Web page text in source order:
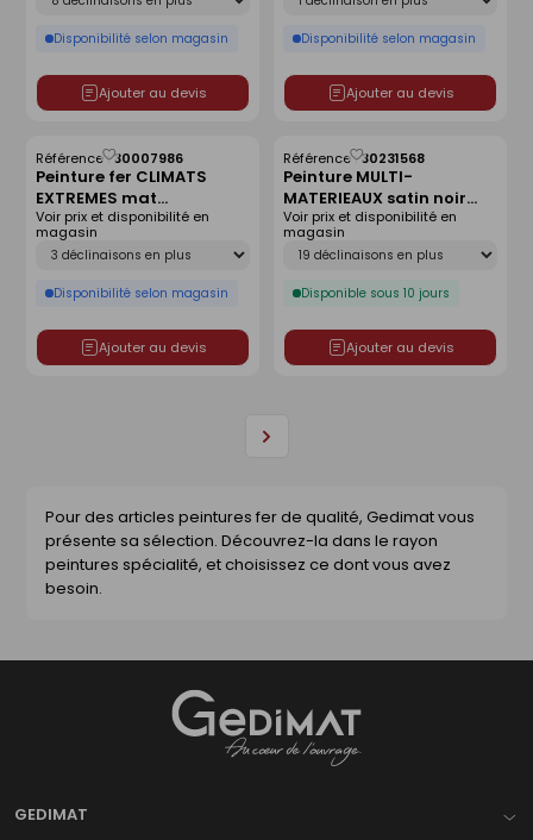
Disponibilité selon magasin
Ajouter au devis
Disponibilité selon magasin
Ajouter au devis
Peinture fer CLIMATS
EXTREMES mat
anthracite - pot 0,5l
Référence :30007986
Déclinaison
Disponibilité selon magasin
Voir prix et disponibilité en
magasin
Ajouter au devis
Enregistrer
comme
liste
Peinture MULTI-
MATERIEAUX satin noir
RAL 9005 - pot de 0,5l
Référence :30231568
Déclinaison
Disponible sous 10 jours
Voir prix et disponibilité en
magasin
Ajouter au devis
Enregistrer
comme
liste
Page
Pour des articles peintures fer de qualité, Gedimat vous
présente sa sélection. Découvrez-la dans le rayon
peintures spécialité, et choisissez ce dont vous avez
besoin.
GEDIMAT